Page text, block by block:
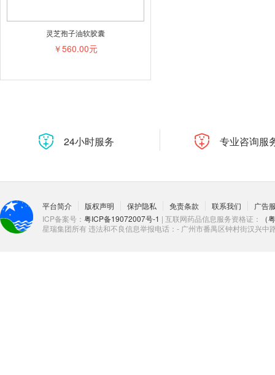
灵芝孢子油软胶囊
￥560.00元
24小时服务 专业咨询服
平台简介 版权声明 保护隐私 免责条款 联系我们
广告
ICP备案号： 粤ICP备19072007号-1 | 互联网药品信息服务资格证：
（
星瑞集团所有 违法和不良信息举报电话：- 广州市番禺区钟村街汉兴中